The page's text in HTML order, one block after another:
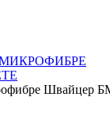
Швайцер